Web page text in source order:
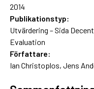
2014
Publikationstyp:
Utvärdering – Sida
Evaluation
Författare:
Ian Christoplos, Jens